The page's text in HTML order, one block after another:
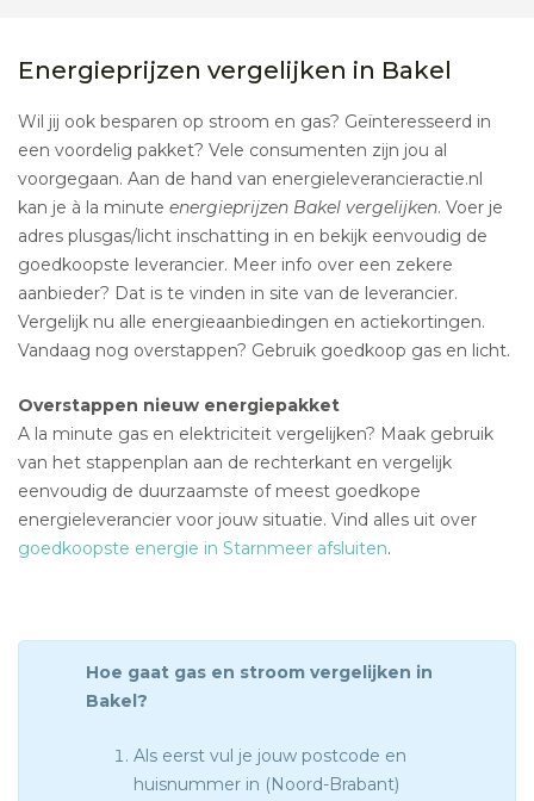
Energieprijzen vergelijken in Bakel
Wil jij ook besparen op stroom en gas? Geïnteresseerd in
een voordelig pakket? Vele consumenten zijn jou al
voorgegaan. Aan de hand van energieleverancieractie.nl
kan je à la minute energieprijzen Bakel vergelijken. Voer je
adres plusgas/licht inschatting in en bekijk eenvoudig de
goedkoopste leverancier. Meer info over een zekere
aanbieder? Dat is te vinden in site van de leverancier.
Vergelijk nu alle energieaanbiedingen en actiekortingen.
Vandaag nog overstappen? Gebruik goedkoop gas en licht.
Overstappen nieuw energiepakket
A la minute gas en elektriciteit vergelijken? Maak gebruik
van het stappenplan aan de rechterkant en vergelijk
eenvoudig de duurzaamste of meest goedkope
energieleverancier voor jouw situatie. Vind alles uit over
goedkoopste energie in Starnmeer afsluiten.
Hoe gaat gas en stroom vergelijken in
Bakel?
Als eerst vul je jouw postcode en
huisnummer in (Noord-Brabant)